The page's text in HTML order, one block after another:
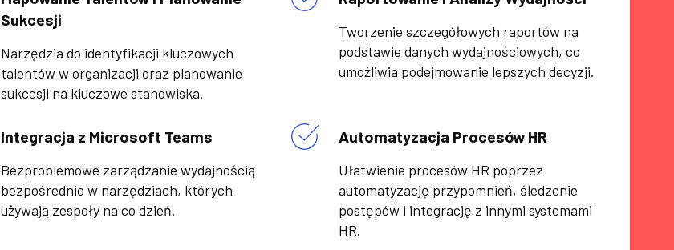
Sukcesji
Narzędzia do identyfikacji kluczowych
talentów w organizacji oraz planowanie
sukcesji na kluczowe stanowiska.
Tworzenie szczegółowych raportów na
podstawie danych wydajnościowych, co
umożliwia podejmowanie lepszych decyzji.
Integracja z Microsoft Teams
Bezproblemowe zarządzanie wydajnością
bezpośrednio w narzędziach, których
używają zespoły na co dzień.
Automatyzacja Procesów HR
Ułatwienie procesów HR poprzez
automatyzację przypomnień, śledzenie
postępów i integrację z innymi systemami
HR.